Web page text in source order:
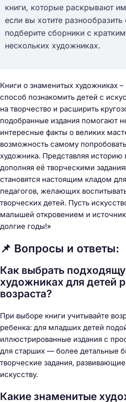
книги, которые раскрывают
если вы хотите разнообразить
подберите сборники с
нескольких художниках.
Книги о знаменитых художниках
способ познакомить детей с
на творчество и расширить
подобранные издания помогают
интересные факты о великих
возможность самому
художника. Представляя
дополняя её творческими
становятся настоящим кладом
педагогов, желающих
творческих детей. Пусть
малышей откровением и
долгие годы!»
📌 Вопросы и ответы:
Как выбрать
художниках для детей
возраста?
При выборе книги учитывайте
ребенка: для младших детей
иллюстрированные издания с
для старших — более детальные
творческие задания,
искусству.
Какие знаменитые